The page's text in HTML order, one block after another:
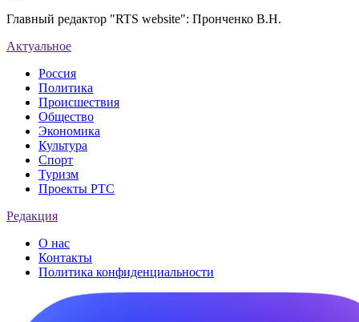
Главный редактор "RTS website": Пронченко В.Н.
Актуальное
Россия
Политика
Происшествия
Общество
Экономика
Культура
Спорт
Туризм
Проекты РТС
Редакция
О нас
Контакты
Политика конфиденциальности